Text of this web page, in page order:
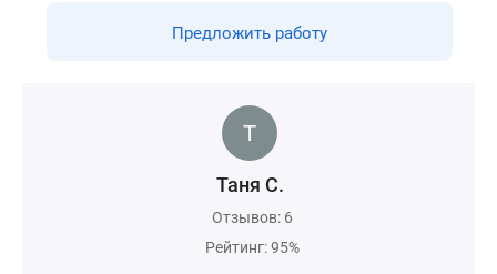
Предложить работу
Таня С.
Отзывов: 6
Рейтинг: 95%